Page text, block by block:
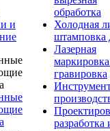
и
обработка
Холодная
штамповка
Лазерная
гравировка
разработка